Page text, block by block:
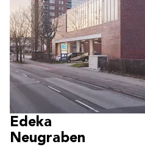
Edeka
Neugraben